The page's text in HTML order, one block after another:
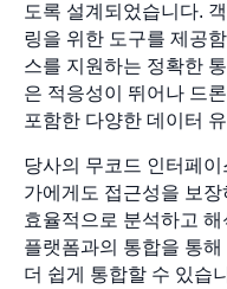
도록 설계되었습니다.
링을 위한 도구를 제공
스를 지원하는 정확한
은 적응성이 뛰어나 드
포함한 다양한 데이터
당사의 무코드 인터페
가에게도 접근성을 보
효율적으로 분석하고
플랫폼과의 통합을 통
더 쉽게 통합할 수 있습